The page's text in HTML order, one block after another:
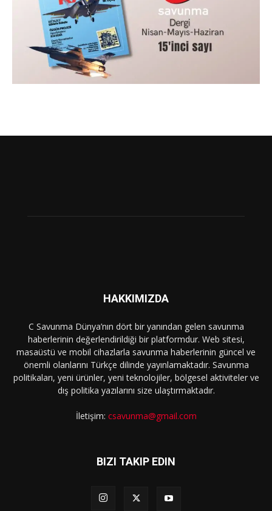
HAKKIMIZDA
C Savunma Dünya’nın dört bir yanından gelen savunma
haberlerinin değerlendirildiği bir platformdur. Web sitesi,
masaüstü ve mobil cihazlarla savunma haberlerinin güncel ve
önemli olanlarını Türkçe dilinde yayınlamaktadır. Savunma
politikaları, yeni ürünler, yeni teknolojiler, bölgesel aktiviteler ve
dış politika yazılarını size ulaştırmaktadır.
İletişim: csavunma@gmail.com
BIZI TAKIP EDIN